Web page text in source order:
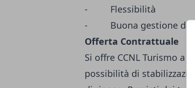
- Flessibilità
- Buona gestione dello
Offerta Contrattuale
Si offre CCNL Turismo a
possibilità di